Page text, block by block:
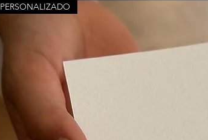
PERSONALIZADO